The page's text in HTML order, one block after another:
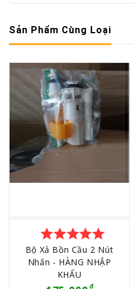
Sản Phẩm Cùng Loại
starstarstarstarstar
Bộ Xả Bồn Cầu 2 Nút
Nhấn - HÀNG NHẬP
KHẨU